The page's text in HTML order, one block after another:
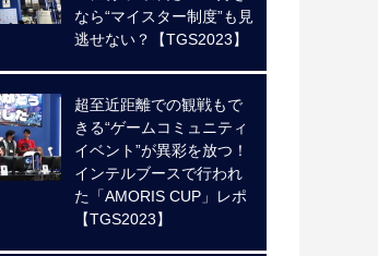
なら“マイスター制度”も見
逃せない？【TGS2023】
超至近距離での観戦もで
きる“ゲームコミュニティ
イベント”が異彩を放つ！
インテルブースで行われ
た「AMORIS CUP」レポ
【TGS2023】